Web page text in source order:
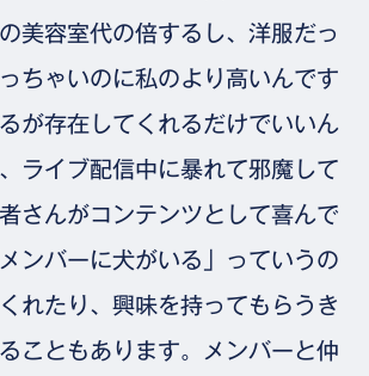
美容室代の倍するし、洋服だっ
ちゃいのに私のより高いんです
が存在してくれるだけでいいん
ライブ配信中に暴れて邪魔して
さんがコンテンツとして喜んで
ンバーに犬がいる」っていうの
れたり、興味を持ってもらうき
こともあります。メンバーと仲